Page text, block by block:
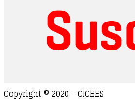
Copyright © 2020 - CICEES